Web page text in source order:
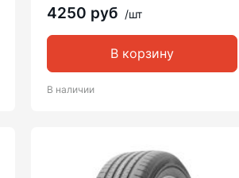
4250 руб /шт
В корзину
В наличии